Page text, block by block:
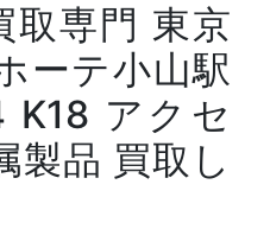
取専門 東京
ーテ小山駅
アクセ
製品 買取し